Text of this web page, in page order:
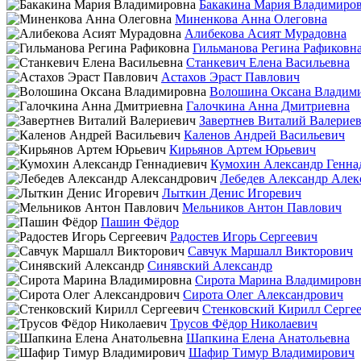
Бакакина Мария
Миненкова Анна Олеговна
Алибекова Асият Мурадовна
Гильманова Регина Рафиковна
Станкевич Елена Васильевна
Астахов Эраст Павлович
Волошина Оксана
Галочкина Анна Дмитриевна
Завертнев Виталий
Каленов Андрей Васильевич
Кирьянов Артем Юрьевич
Кумохин Александр
Лебедев Александр
Лыткин Денис Игоревич
Мельников Антон Павлович
Пашин Фёдор
Радостев Игорь Сергеевич
Савчук Маршалл Викторович
Синявский Александр
Сирота Марина
Сирота Олег Александрович
Стенковский Кирилл
Трусов Фёдор Николаевич
Шапкина Елена Анатольевна
Шафир Тимур Владимирович